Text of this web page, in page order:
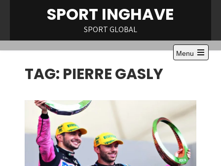
SPORT INGHAVE
SPORT GLOBAL
Menu
Open
TAG: PIERRE GASLY